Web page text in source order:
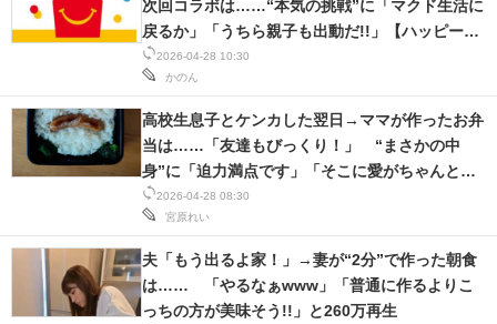
2026-04-28 10:30
かのん
次回コラボは……“本気の挑戦”に「マクド生活に
戻るか」「うちら親子も出動だ!!」【ハッピーセ
ットまとめ】
2026-04-28 08:30
宮原れい
高校生息子とケンカした翌日→ママが作ったお弁
当は……「友達もびっくり！」 “まさかの中
身”に「迫力満点です」「そこに愛がちゃんとあ
る！w」
夫「もう出るよ家！」→妻が“2分”で作った朝食
は…… 「やるなぁwww」「普通に作るよりこ
っちの方が美味そう!!」と260万再生